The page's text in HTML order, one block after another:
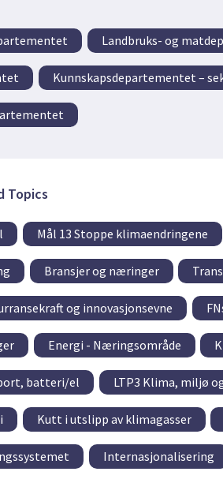
Landbruks- og
Kunnskapsdepartementet –
Topics
Mål 13 Stoppe klimaendringene
Bransjer og næringer
og innovasjonsevne
Energi - Næringsområde
batteri/el LTP3 Klima, miljø
Kutt i utslipp av klimagasser
Internasjonalisering